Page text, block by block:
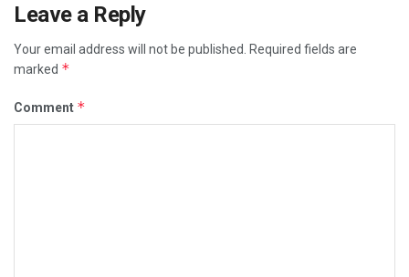
Leave a Reply
Your email address will not be published.
Required fields are
marked *
Comment *